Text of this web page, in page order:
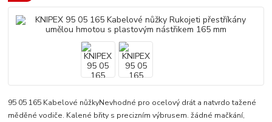
95 05 165 Kabelové nůžkyNevhodné pro ocelový drát a natvrdo tažené
měděné vodiče. Kalené břity s precizním výbrusem. žádné mačkání,